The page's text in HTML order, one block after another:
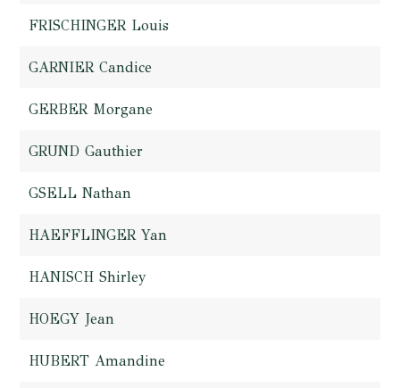
FRISCHINGER Louis
GARNIER Candice
GERBER Morgane
GRUND Gauthier
GSELL Nathan
HAEFFLINGER Yan
HANISCH Shirley
HOEGY Jean
HUBERT Amandine